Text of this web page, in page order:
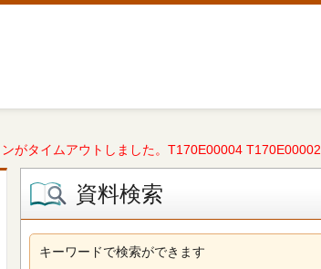
がタイムアウトしました。T170E00004 T170E00002
資料検索
キーワードで検索ができます